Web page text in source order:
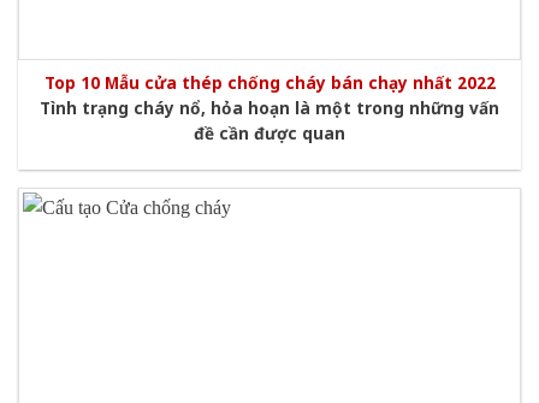
Top 10 Mẫu cửa thép chống cháy bán chạy nhất 2022
Tình trạng cháy nổ, hỏa hoạn là một trong những vấn
đề cần được quan